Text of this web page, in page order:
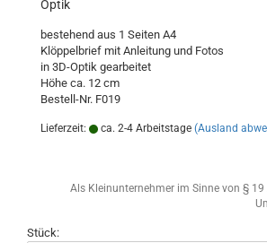
Optik
bestehend aus 1 Seiten A4
Klöppelbrief mit Anleitung und Fotos
​in 3D-Optik gearbeitet
Höhe ca. 12 cm
Bestell-Nr. F019
Lieferzeit: ca. 2-4 Arbeitstage (Ausland
Als Kleinunternehmer im Sinne von § 19
Stück: